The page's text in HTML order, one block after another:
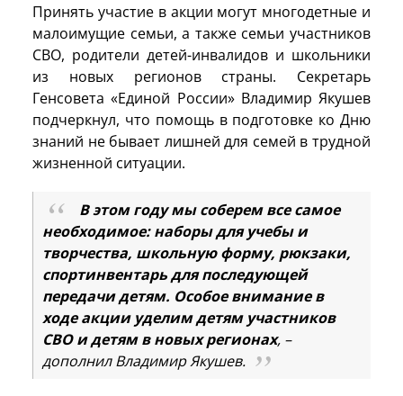
Принять участие в акции могут многодетные и
малоимущие семьи, а также семьи участников
СВО, родители детей-инвалидов и школьники
из новых регионов страны. Секретарь
Генсовета «Единой России» Владимир Якушев
подчеркнул, что помощь в подготовке ко Дню
знаний не бывает лишней для семей в трудной
жизненной ситуации.
В этом году мы соберем все самое
необходимое: наборы для учебы и
творчества, школьную форму, рюкзаки,
спортинвентарь для последующей
передачи детям. Особое внимание в
ходе акции уделим детям участников
СВО и детям в новых регионах, –
дополнил Владимир Якушев.